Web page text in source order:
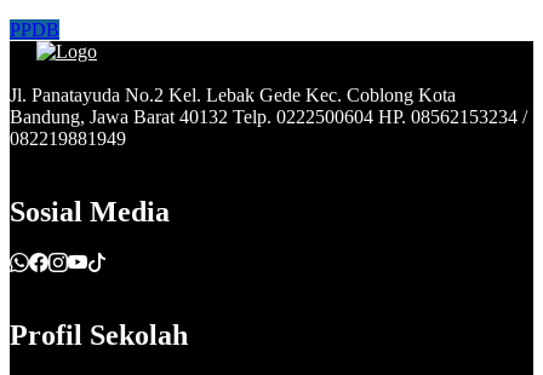
PPDB
Jl. Panatayuda No.2 Kel. Lebak Gede Kec. Coblong Kota
Bandung, Jawa Barat 40132 Telp. 0222500604 HP. 08562153234 /
082219881949
Sosial Media
Profil Sekolah